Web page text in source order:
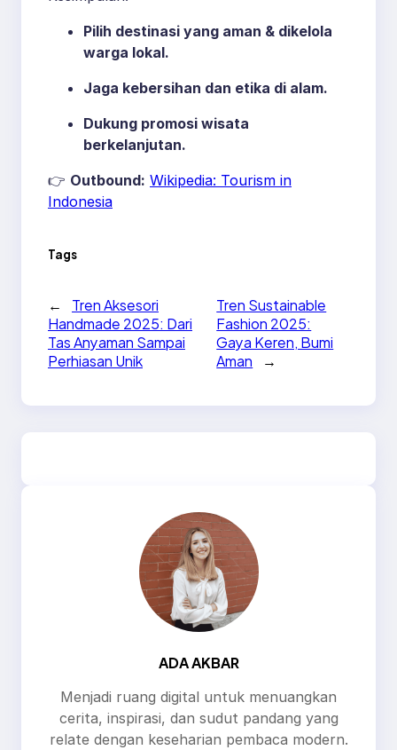
Pilih destinasi yang aman & dikelola
warga lokal.
Jaga kebersihan dan etika di alam.
Dukung promosi wisata
berkelanjutan.
👉 Outbound: Wikipedia: Tourism in
Indonesia
Tags
←
Tren Aksesori
Handmade 2025: Dari
Tas Anyaman Sampai
Perhiasan Unik
Tren Sustainable
Fashion 2025:
Gaya Keren, Bumi
Aman
→
ADA AKBAR
Menjadi ruang digital untuk menuangkan
cerita, inspirasi, dan sudut pandang yang
relate dengan keseharian pembaca modern.